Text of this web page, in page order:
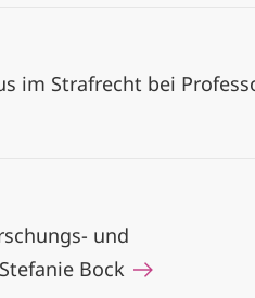
im Strafrecht bei
und
Bock